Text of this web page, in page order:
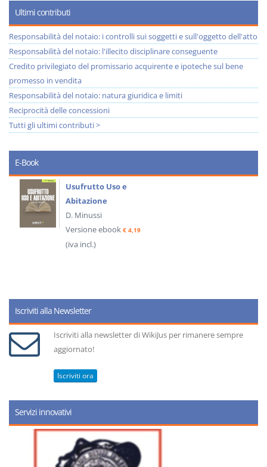
Ultimi contributi
Responsabilità del notaio: i controlli sui soggetti e sull'oggetto dell'atto
Responsabilità del notaio: l'illecito disciplinare conseguente
Credito privilegiato del promissario acquirente e ipoteche sul bene
promesso in vendita
Responsabilità del notaio: natura giuridica e limiti
Reciprocità delle concessioni
Tutti gli ultimi contributi >
E-Book
Usufrutto Uso e
Abitazione
D. Minussi
Versione ebook € 4,19
(iva incl.)
Iscriviti alla Newsletter
Iscriviti alla newsletter di WikiJus per rimanere sempre
aggiornato!
Iscriviti ora
Servizi innovativi